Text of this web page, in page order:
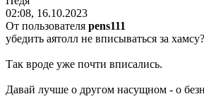
02:08, 16.10.2023
От пользователя pens111
убедить аятолл не вписываться за хамсу?
Так вроде уже почти вписались.
Давай лучше о другом насущном - о